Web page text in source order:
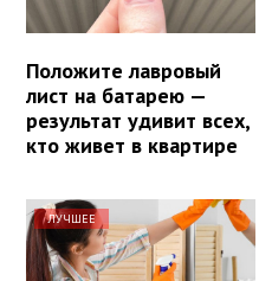
Положите лавровый
лист на батарею —
результат удивит всех,
кто живет в квартире
ЛУЧШЕЕ